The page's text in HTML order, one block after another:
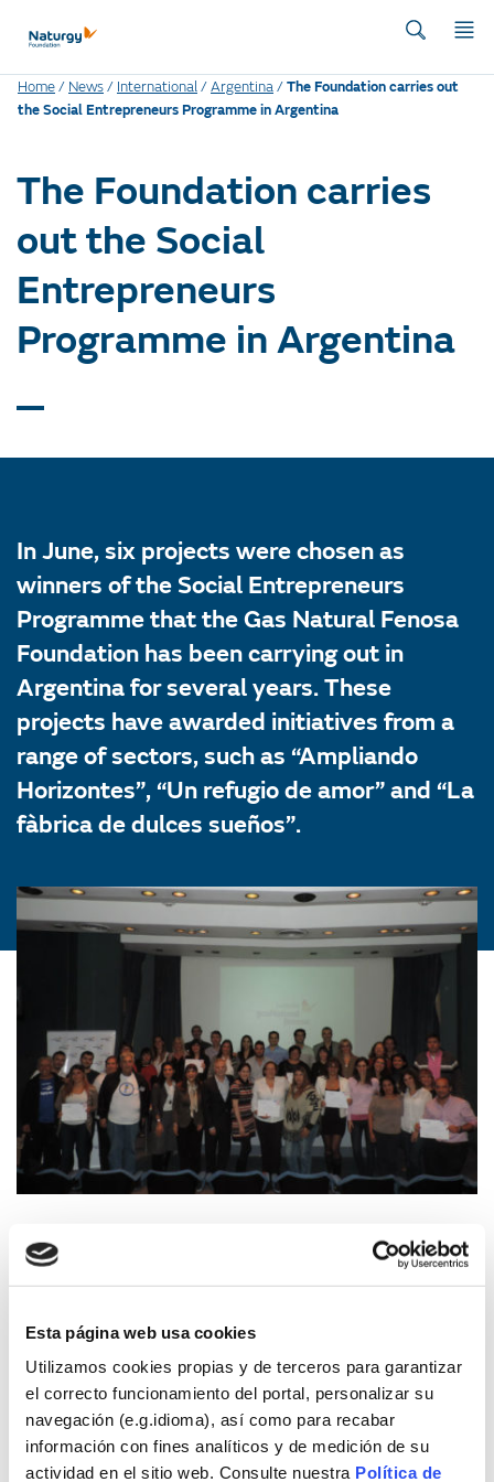
Esta página web usa cookies
Utilizamos cookies propias y de terceros para garantizar
el correcto funcionamiento del portal, personalizar su
navegación (e.g.idioma), así como para recabar
información con fines analíticos y de medición de su
actividad en el sitio web. Consulte nuestra Política de
Home/ News/ International/Argentina/The Foundation carries out
the Social Entrepreneurs Programme in Argentina
The Foundation carries
out the Social
Entrepreneurs
Programme in Argentina
In June, six projects were chosen as
winners of the Social Entrepreneurs
Programme that the Gas Natural Fenosa
Foundation has been carrying out in
Argentina for several years. These
projects have awarded initiatives from a
range of sectors, such as “Ampliando
Horizontes”, “Un refugio de amor” and “La
fàbrica de dulces sueños”.
“Ampliando Horizontes”, from the ACUARELA
Organisation, Institute of Special Education and
Integration
“Un refugio de amor”, from the Pinazo Community
Centre
“La Fábrica de dulces sueños”, from the Pequeños